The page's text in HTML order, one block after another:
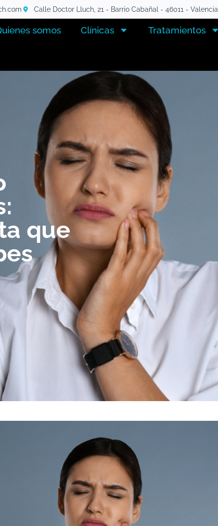
Calle Doctor Lluch, 21 - Barrio Cabañal - 46011 - Valencia
somos Clínicas Tratamientos
que